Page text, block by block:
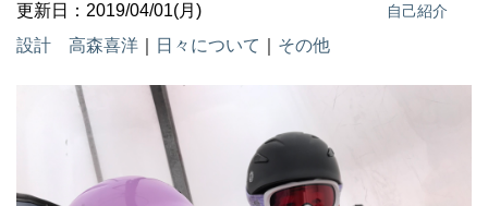
自己紹介
更新日：2019/04/01(月)
設計 高森喜洋
日々について その他